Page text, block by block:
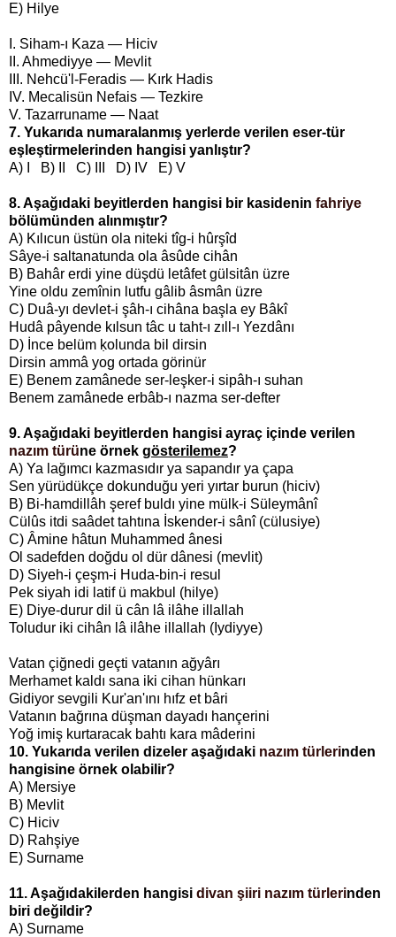
E) Hilye
I. Siham-ı Kaza — Hiciv
II. Ahmediyye — Mevlit
III. Nehcü'l-Feradis — Kırk Hadis
IV. Mecalisün Nefais — Tezkire
V. Tazarruname — Naat
7. Yukarıda numaralanmış yerlerde verilen eser-tür
eşleştirmelerinden hangisi yanlıştır?
A) I B) II C) III D) IV E) V
8. Aşağıdaki beyitlerden hangisi bir kasidenin fahriye
bölümünden alınmıştır?
A) Kılıcun üstün ola niteki tîg-i hûrşîd
Sâye-i saltanatunda ola âsûde cihân
B) Bahâr erdi yine düşdü letâfet gülsitân üzre
Yine oldu zemînin lutfu gâlib âsmân üzre
C) Duâ-yı devlet-i şâh-ı cihâna başla ey Bâkî
Hudâ pâyende kılsun tâc u taht-ı zıll-ı Yezdânı
D) İnce belüm ḳolunda bil dirsin
Dirsin ammâ yog ortada görinür
E) Benem zamânede ser-leşker-i sipâh-ı suhan
Benem zamânede erbâb-ı nazma ser-defter
9. Aşağıdaki beyitlerden hangisi ayraç içinde verilen
nazım türüne örnek gösterilemez?
A) Ya lağımcı kazmasıdır ya sapandır ya çapa
Sen yürüdükçe dokunduğu yeri yırtar burun (hiciv)
B) Bi-hamdillâh şeref buldı yine mülk-i Süleymânî
Cülûs itdi saâdet tahtına İskender-i sânî (cülusiye)
C) Âmine hâtun Muhammed ânesi
Ol sadefden doğdu ol dür dânesi (mevlit)
D) Siyeh-i çeşm-i Huda-bin-i resul
Pek siyah idi latif ü makbul (hilye)
E) Diye-durur dil ü cân lâ ilâhe illallah
Toludur iki cihân lâ ilâhe illallah (Iydiyye)
Vatan çiğnedi geçti vatanın ağyârı
Merhamet kaldı sana iki cihan hünkarı
Gidiyor sevgili Kur'an'ını hıfz et bâri
Vatanın bağrına düşman dayadı hançerini
Yoğ imiş kurtaracak bahtı kara mâderini
10. Yukarıda verilen dizeler aşağıdaki nazım türlerinden
hangisine örnek olabilir?
A) Mersiye
B) Mevlit
C) Hiciv
D) Rahşiye
E) Surname
11. Aşağıdakilerden hangisi divan şiiri nazım türlerinden
biri değildir?
A) Surname